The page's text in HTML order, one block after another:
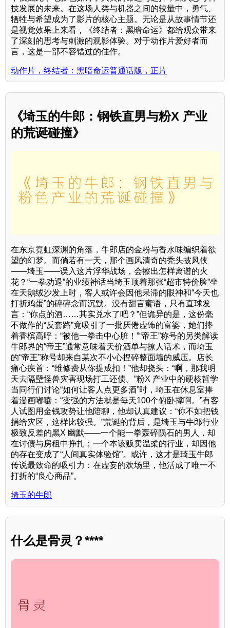
技发展的未来。在这场人类与机器之间的较量中，勇气、
牺牲与希望成为了影片的核心主题。无论是从故事情节还
是视觉效果上来看，《终结者：黑暗命运》都给观众带来
了深刻的思考与刺激的观影体验。对于动作片爱好者而
言，这是一部不容错过的佳作。
动作片，终结者：黑暗命运普通话版，正片
《埼玉的牛郎：钢铁直男与粉X 产业
的荒诞碰撞》
在东京霓虹深渊的角落，牛郎店的金粉与香水味编织着欲
望的幻梦。而倘若有一天，那个画风清奇的秃头披风侠
——埼玉——误入这片浮华战场，会擦出怎样离谱的火
花？“一拳劝退”的业绩神话当埼玉顶着那张“超市特价脸”坐
在天鹅绒沙发上时，客人或许会因他呆滞的眼神和“今天也
打折鸡蛋”的碎碎念而沉默。没有甜言蜜语，只有直球发
言：“你点的酒……其实兑水了吧？”但诡异的是，这份毫
不做作的“反套路”竟吸引了一批厌倦虚饰的富婆，她们捧
着香槟高呼：“被他一拳击中心脏！”“帝王”称号的另类解读
牛郎界的“帝王”通常意味着天价酒单与撩人话术，而埼玉
的“帝王”称号却来自某次不小心捏碎整面墙的威压。店长
痛心疾首：“维修费从你提成扣！”他却挠头：“啊，那我明
天去隔壁怪兽灾害现场打工还债。”粉X 产业中的硬核哲学
当同行们讨论“如何让客人点更多酒”时，埼玉在休息室捧
着漫画嘟囔：“变强的方法就是每天100个俯卧撑啊。”有客
人试图用金钱攻势让他陪聊，他却认真建议：“你不如把钱
捐给灾区，这样比较强。”荒诞的背后，是埼玉与牛郎行业
极致反差的黑X 幽默——一个能一拳轰碎陨石的男人，却
在讨债与房租中挣扎；一个本该贩卖温柔的行业，却因他
的存在变成了“人间真实体验馆”。或许，这才是琦玉牛郎
传说最致命的吸引力：在虚妄的欢场里，他活成了唯一不
打折的“良心商品”。
埼玉的牛郎
什么是骨灵？****